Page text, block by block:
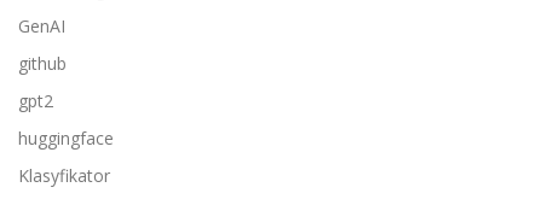
GenAI
github
gpt2
huggingface
Klasyfikator